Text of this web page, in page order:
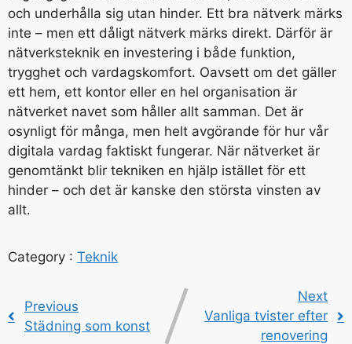
och underhålla sig utan hinder. Ett bra nätverk märks
inte – men ett dåligt nätverk märks direkt. Därför är
nätverksteknik en investering i både funktion,
trygghet och vardagskomfort. Oavsett om det gäller
ett hem, ett kontor eller en hel organisation är
nätverket navet som håller allt samman. Det är
osynligt för många, men helt avgörande för hur vår
digitala vardag faktiskt fungerar. När nätverket är
genomtänkt blir tekniken en hjälp istället för ett
hinder – och det är kanske den största vinsten av
allt.
Category : Teknik
Previous
Städning som konst
Next
Vanliga tvister efter
renovering